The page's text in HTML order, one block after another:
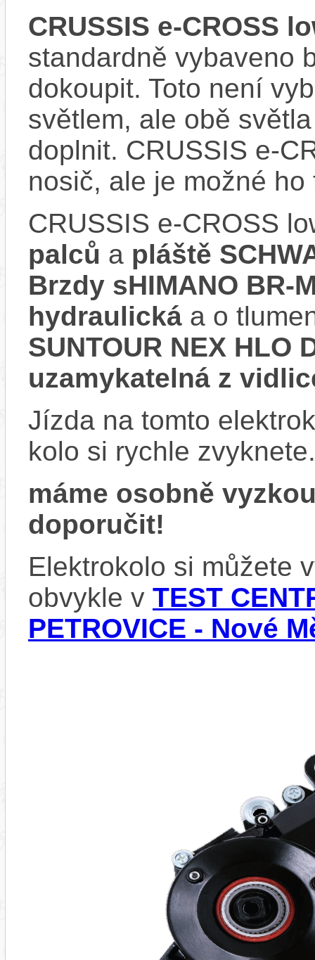
CRUSSIS e-CROSS
standardně vybaveno
dokoupit. Toto není
světlem, ale obě
doplnit. CRUSSIS e-
nosič, ale je možné
CRUSSIS e-CROSS
palců a pláště
Brzdy sHIMANO BR-
hydraulická a o
SUNTOUR NEX HLO
uzamykatelná z
Jízda na tomto
kolo si rychle zvyknete.
máme osobně
doporučit!
Elektrokolo si můžete
obvykle v TEST
PETROVICE - Nové